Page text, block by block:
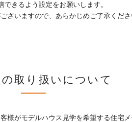
きるよう設定をお願いします。
ざいますので、あらかじめご了承くださ
取り扱いについて
がモデルハウス見学を希望する住宅メ